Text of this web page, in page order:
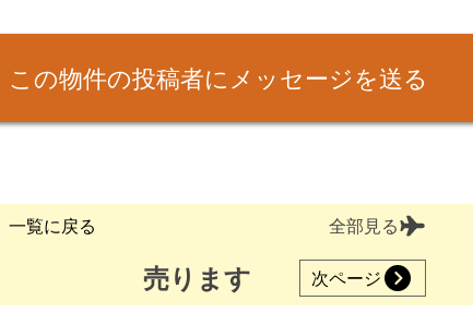
この物件の投稿者にメッセージを送る
一覧に戻る 全部見る
売ります 次ページ